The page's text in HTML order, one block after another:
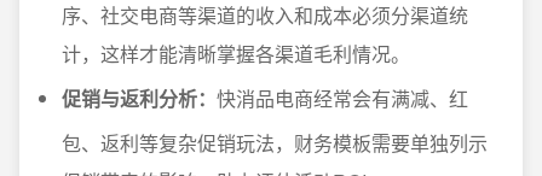
序、社交电商等渠道的收入和成本必须分渠道统
计，这样才能清晰掌握各渠道毛利情况。
促销与返利分析： 快消品电商经常会有满减、红
包、返利等复杂促销玩法，财务模板需要单独列示